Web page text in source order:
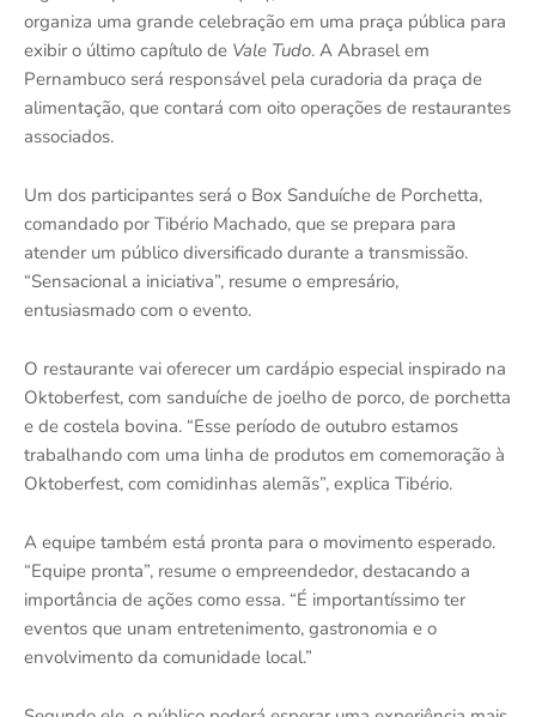
organiza uma grande celebração em uma praça pública para
exibir o último capítulo de Vale Tudo. A Abrasel em
Pernambuco será responsável pela curadoria da praça de
alimentação, que contará com oito operações de restaurantes
associados.
Um dos participantes será o Box Sanduíche de Porchetta,
comandado por Tibério Machado, que se prepara para
atender um público diversificado durante a transmissão.
“Sensacional a iniciativa”, resume o empresário,
entusiasmado com o evento.
O restaurante vai oferecer um cardápio especial inspirado na
Oktoberfest, com sanduíche de joelho de porco, de porchetta
e de costela bovina. “Esse período de outubro estamos
trabalhando com uma linha de produtos em comemoração à
Oktoberfest, com comidinhas alemãs”, explica Tibério.
A equipe também está pronta para o movimento esperado.
“Equipe pronta”, resume o empreendedor, destacando a
importância de ações como essa. “É importantíssimo ter
eventos que unam entretenimento, gastronomia e o
envolvimento da comunidade local.”